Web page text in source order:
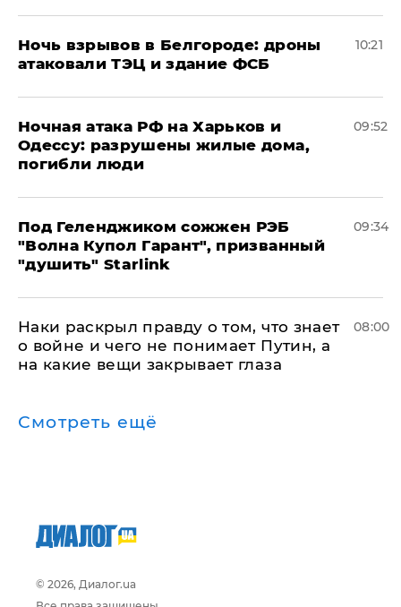
​Ночь взрывов в Белгороде: дроны
атаковали ТЭЦ и здание ФСБ
10:21
​Ночная атака РФ на Харьков и
Одессу: разрушены жилые дома,
погибли люди
09:52
Под Геленджиком сожжен РЭБ
"Волна Купол Гарант", призванный
"душить" Starlink
09:34
Наки раскрыл правду о том, что знает
о войне и чего не понимает Путин, а
на какие вещи закрывает глаза
08:00
Смотреть ещё
© 2026, Диалог.ua